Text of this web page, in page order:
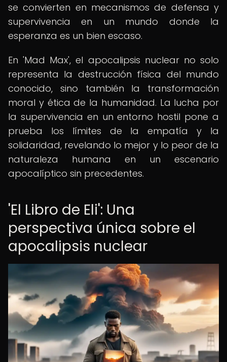
se convierten en mecanismos de defensa y
supervivencia en un mundo donde la
esperanza es un bien escaso.
En 'Mad Max', el apocalipsis nuclear no solo
representa la destrucción física del mundo
conocido, sino también la transformación
moral y ética de la humanidad. La lucha por
la supervivencia en un entorno hostil pone a
prueba los límites de la empatía y la
solidaridad, revelando lo mejor y lo peor de la
naturaleza humana en un escenario
apocalíptico sin precedentes.
'El Libro de Eli': Una
perspectiva única sobre el
apocalipsis nuclear